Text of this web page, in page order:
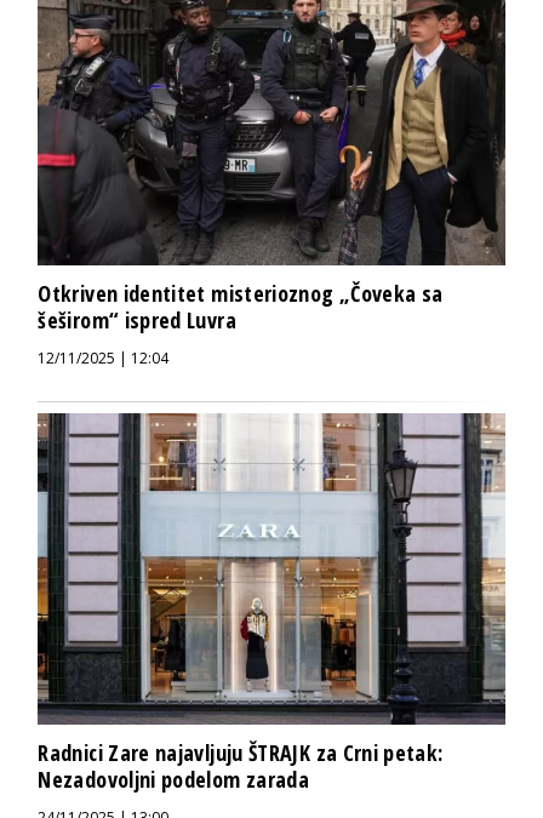
Otkriven identitet misterioznog „Čoveka sa
šeširom“ ispred Luvra
12/11/2025 | 12:04
Radnici Zare najavljuju ŠTRAJK za Crni petak:
Nezadovoljni podelom zarada